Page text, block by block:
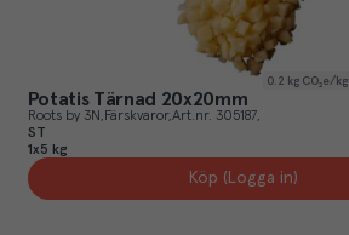
0.2 kg CO₂e/kg
Potatis Tärnad 20x20mm
Roots by 3N Färskvaror Art.nr. 305187
ST
1x5 kg
Köp (Logga in)